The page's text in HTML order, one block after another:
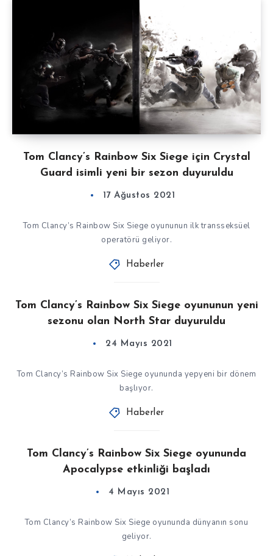
Tom Clancy’s Rainbow Six Siege için Crystal
Guard isimli yeni bir sezon duyuruldu
17 Ağustos 2021
Tom Clancy’s Rainbow Six Siege oyununun ilk transseksüel
operatörü geliyor.
Haberler
Tom Clancy’s Rainbow Six Siege oyununun yeni
sezonu olan North Star duyuruldu
24 Mayıs 2021
Tom Clancy’s Rainbow Six Siege oyununda yepyeni bir dönem
başlıyor.
Haberler
Tom Clancy’s Rainbow Six Siege oyununda
Apocalypse etkinliği başladı
4 Mayıs 2021
Tom Clancy’s Rainbow Six Siege oyununda dünyanın sonu
geliyor.